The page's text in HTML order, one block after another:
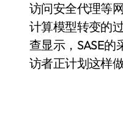
访问安全代理等
计算模型转变的
查显示，SASE的
访者正计划这样做